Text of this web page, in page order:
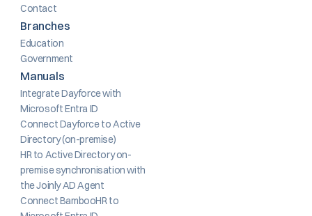
Contact
Branches
Education
Government
Manuals
Integrate Dayforce with
Microsoft Entra ID
Connect Dayforce to Active
Directory (on-premise)
HR to Active Directory on-
premise synchronisation with
the Joinly AD Agent
Connect BambooHR to